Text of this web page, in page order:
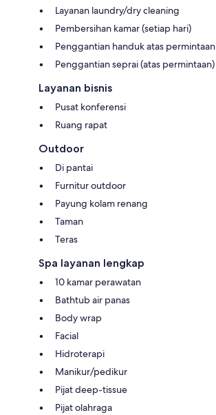
Layanan laundry/dry cleaning
Pembersihan kamar (setiap hari)
Penggantian handuk atas permintaan
Penggantian seprai (atas permintaan)
Layanan bisnis
Pusat konferensi
Ruang rapat
Outdoor
Di pantai
Furnitur outdoor
Payung kolam renang
Taman
Teras
Spa layanan lengkap
10 kamar perawatan
Bathtub air panas
Body wrap
Facial
Hidroterapi
Manikur/pedikur
Pijat deep-tissue
Pijat olahraga